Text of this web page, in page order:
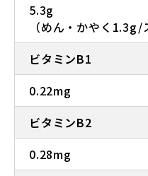
5.3g
（めん・かやく1.3g/
ビタミンB1
0.22mg
ビタミンB2
0.28mg